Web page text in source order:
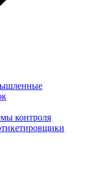
контроля